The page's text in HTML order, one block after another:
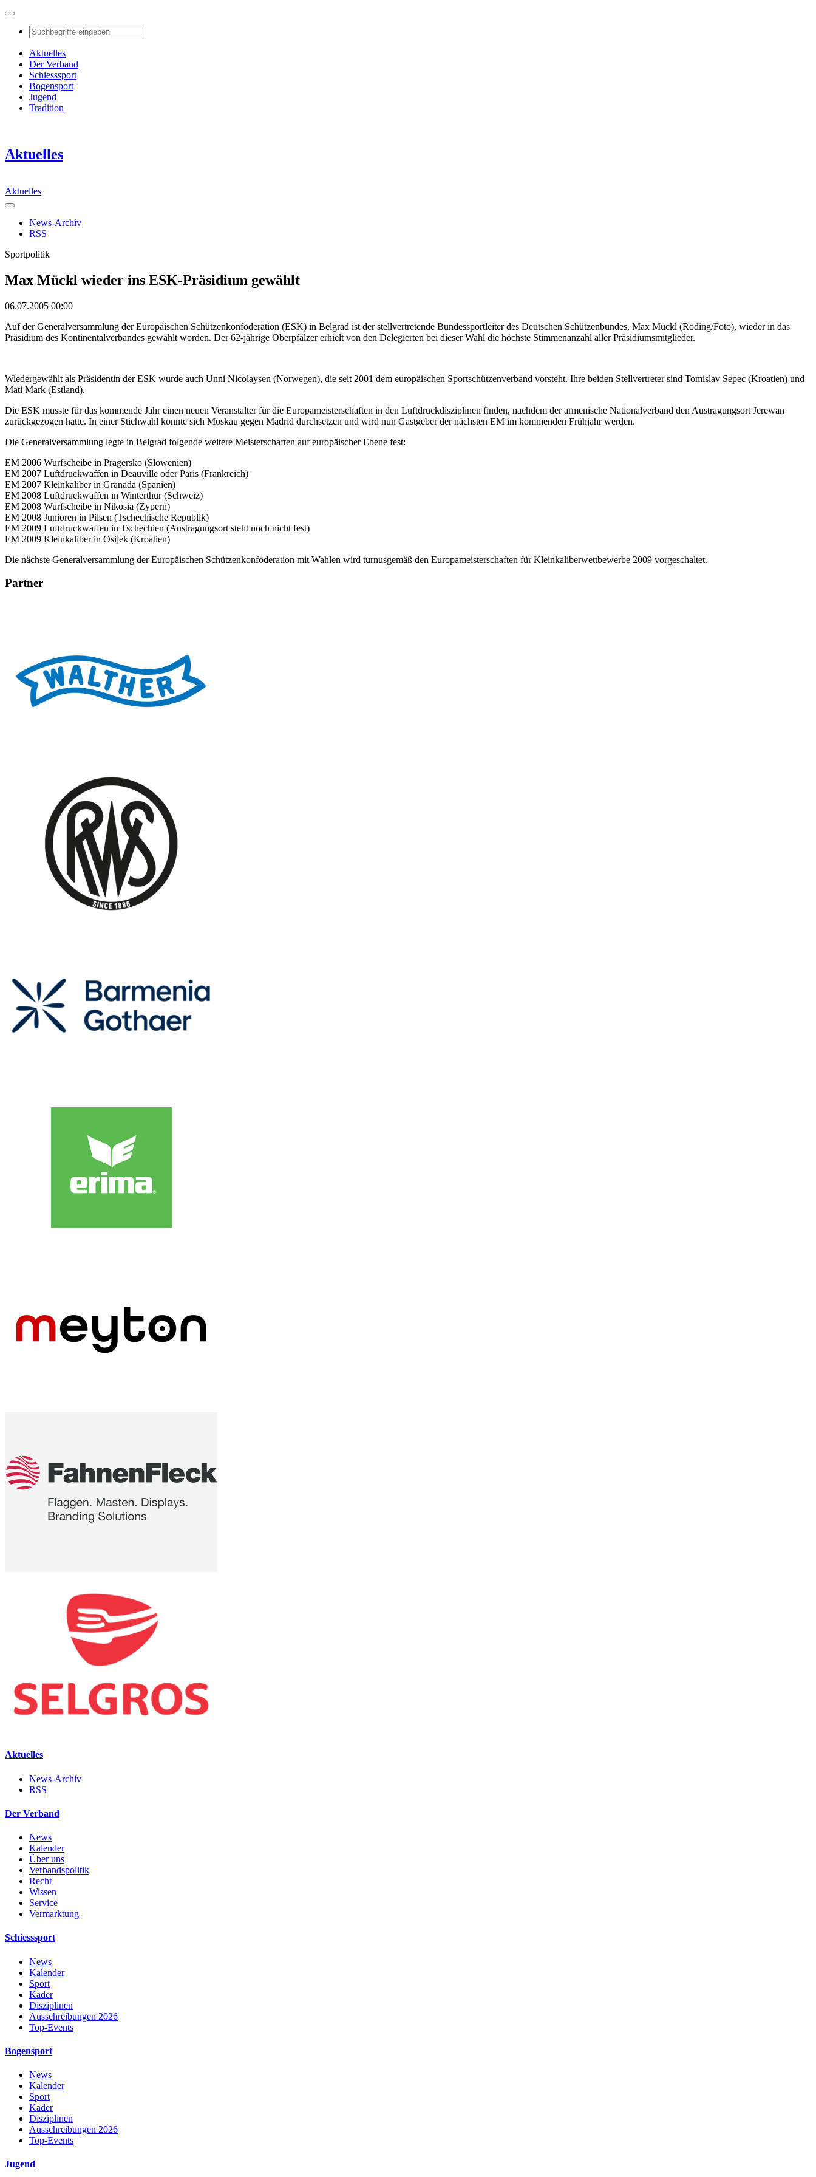
Aktuelles
Der Verband
Schiesssport
Bogensport
Jugend
Tradition
Aktuelles
Aktuelles
News-Archiv
RSS
Sportpolitik
Max Mückl wieder ins ESK-Präsidium gewählt
06.07.2005 00:00
Auf der Generalversammlung der Europäischen Schützenkonföderation (ESK) in Belgrad ist der stellvertretende Bundessportleiter des Deutschen Schützenbundes, Max Mückl (Roding/Foto), wieder in das
Präsidium des Kontinentalverbandes gewählt worden. Der 62-jährige Oberpfälzer erhielt von den Delegierten bei dieser Wahl die höchste Stimmenanzahl aller Präsidiumsmitglieder.
Wiedergewählt als Präsidentin der ESK wurde auch Unni Nicolaysen (Norwegen), die seit 2001 dem europäischen Sportschützenverband vorsteht. Ihre beiden Stellvertreter sind Tomislav Sepec (Kroatien) und
Mati Mark (Estland).
Die ESK musste für das kommende Jahr einen neuen Veranstalter für die Europameisterschaften in den Luftdruckdisziplinen finden, nachdem der armenische Nationalverband den Austragungsort Jerewan
zurückgezogen hatte. In einer Stichwahl konnte sich Moskau gegen Madrid durchsetzen und wird nun Gastgeber der nächsten EM im kommenden Frühjahr werden.
Die Generalversammlung legte in Belgrad folgende weitere Meisterschaften auf europäischer Ebene fest:
EM 2006 Wurfscheibe in Pragersko (Slowenien)
EM 2007 Luftdruckwaffen in Deauville oder Paris (Frankreich)
EM 2007 Kleinkaliber in Granada (Spanien)
EM 2008 Luftdruckwaffen in Winterthur (Schweiz)
EM 2008 Wurfscheibe in Nikosia (Zypern)
EM 2008 Junioren in Pilsen (Tschechische Republik)
EM 2009 Luftdruckwaffen in Tschechien (Austragungsort steht noch nicht fest)
EM 2009 Kleinkaliber in Osijek (Kroatien)
Die nächste Generalversammlung der Europäischen Schützenkonföderation mit Wahlen wird turnusgemäß den Europameisterschaften für Kleinkaliberwettbewerbe 2009 vorgeschaltet.
Partner
Aktuelles
News-Archiv
RSS
Der Verband
News
Kalender
Über uns
Verbandspolitik
Recht
Wissen
Service
Vermarktung
Schiesssport
News
Kalender
Sport
Kader
Disziplinen
Ausschreibungen 2026
Top-Events
Bogensport
News
Kalender
Sport
Kader
Disziplinen
Ausschreibungen 2026
Top-Events
Jugend